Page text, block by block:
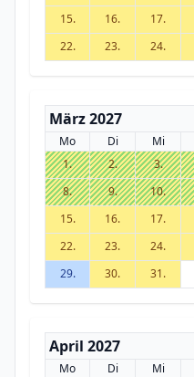
15.
16. 17.
22.
23. 24.
März 2027
Mo Di Mi
1.
2. 3.
8.
9. 10.
15.
16. 17.
22.
23. 24.
29.
30. 31.
April 2027
Mo Di Mi